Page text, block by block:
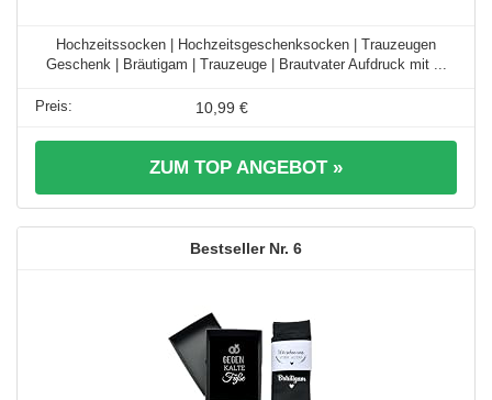
Hochzeitssocken | Hochzeitsgeschenksocken | Trauzeugen
Geschenk | Bräutigam | Trauzeuge | Brautvater Aufdruck mit ...
10,99 €
ZUM TOP ANGEBOT »
6